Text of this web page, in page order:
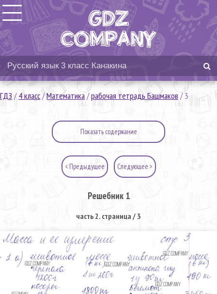
ГДЗ/4 класс/Математика/рабочая тетрадь Башмаков /3
Показать содержание
< Предыдущее Следующее >
Решебник 1
часть 2. страница / 3